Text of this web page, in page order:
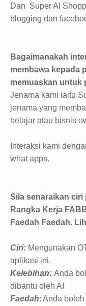
Dan Super AI
blogging dan
Bagaimanakah
membawa kepada
memuaskan untuk
Jenama kami iaitu
jenama yang
belajar atau bisnis
Interaksi kami
what apps.
Sila senaraikan
Rangka Kerja
Faedah Faedah.
Ciri: Mengunakan
aplikasi ini.
Kelebihan: Anda
dibantu oleh AI
Faedah: Anda